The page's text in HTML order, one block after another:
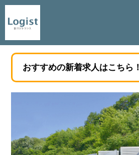
おすすめの新着求人はこちら！